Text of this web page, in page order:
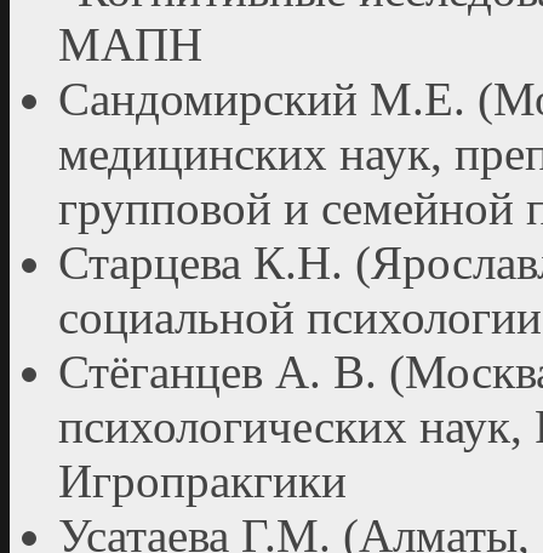
МАПН
Сандомирский М.Е.
медицинских наук,
групповой и семейной
Старцева К.Н.
социальной
Стёганцев А. В.
психологических
Игропракгики
Усатаева Г.М. (Алматы,